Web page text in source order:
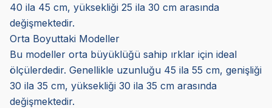
40 ila 45 cm, yüksekliği 25 ila 30 cm arasında
değişmektedir.
Orta Boyuttaki Modeller
Bu modeller orta büyüklüğü sahip ırklar için ideal
ölçülerdedir. Genellikle uzunluğu 45 ila 55 cm, genişliği
30 ila 35 cm, yüksekliği 30 ila 35 cm arasında
değişmektedir.